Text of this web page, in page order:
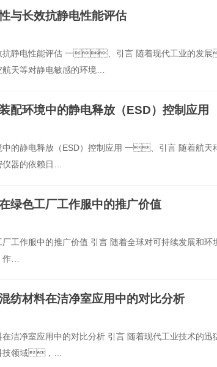
与长效抗静电性能评估
抗静电性能评估 一、引言 随着现代工业的
等对静电敏感的环境…
配环境中的静电释放（ESD）控制应用
中的静电释放（ESD）控制应用 一、引言 随着航
器的依赖日…
绿色工厂工作服中的推广价值
工作服中的推广价值 引言 随着全球对可持续发展和
…
纺材料在洁净室应用中的对比分析
在洁净室应用中的对比分析 引言 随着现代工业技术
技领域，…